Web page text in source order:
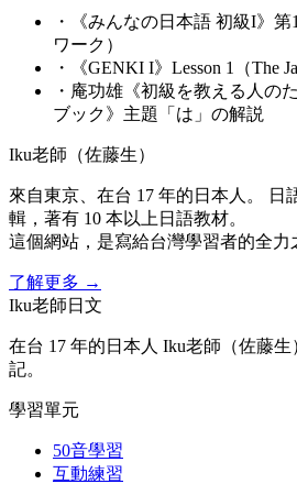
・
《みんなの日本語 初級I》
ワーク）
・
《GENKI I》Lesson 1（The
・ 庵功雄《初級を教える人の
ブック》主題「は」の解説
Iku老師（佐藤生）
來自東京、在台 17 年的日本人。 日
輯，著有 10 本以上日語教材。
這個網站，是寫給台灣學習者的全力
了解更多 →
Iku老師日文
在台 17 年的日本人 Iku老師（佐藤
記。
學習單元
50音學習
互動練習